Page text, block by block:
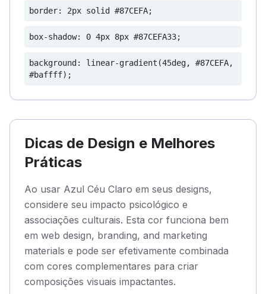
border: 2px solid #87CEFA;
box-shadow: 0 4px 8px #87CEFA33;
background: linear-gradient(45deg, #87CEFA,
#baffff);
Dicas de Design e Melhores
Práticas
Ao usar Azul Céu Claro em seus designs,
considere seu impacto psicológico e
associações culturais. Esta cor funciona bem
em web design, branding, and marketing
materials e pode ser efetivamente combinada
com cores complementares para criar
composições visuais impactantes.